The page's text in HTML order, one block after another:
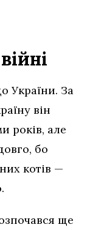
України. За
він
років, але
бо
котів —
ще